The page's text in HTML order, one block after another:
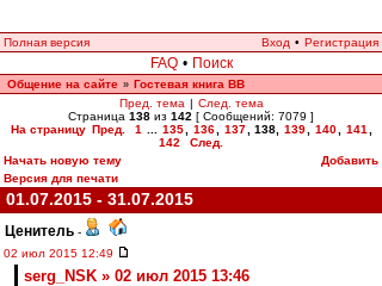
Полная версия Вход • Регистрация
FAQ • Поиск
Общение на сайте » Гостевая книга ВВ
Пред. тема | След. тема
Страница 138 из 142 [ Сообщений: 7079 ]
На страницу Пред. 1 135 136 137 138 139 140 141
142
След.
Начать новую тему
Добавить
Версия для печати
01.07.2015 - 31.07.2015
Ценитель -
02 июл 2015 12:49
serg_NSK » 02 июл 2015 13:46